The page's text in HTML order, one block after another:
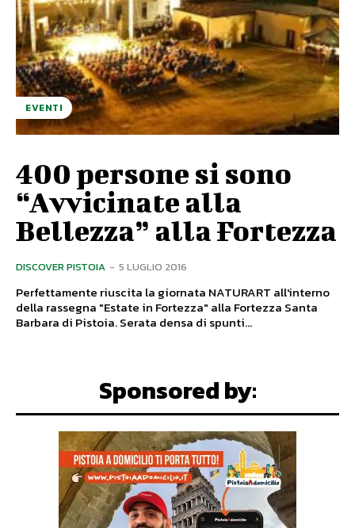
EVENTI
400 persone si sono
“Avvicinate alla
Bellezza” alla Fortezza
DISCOVER PISTOIA - 5 LUGLIO 2016
Perfettamente riuscita la giornata NATURART all'interno
della rassegna "Estate in Fortezza" alla Fortezza Santa
Barbara di Pistoia. Serata densa di spunti...
Sponsored by: